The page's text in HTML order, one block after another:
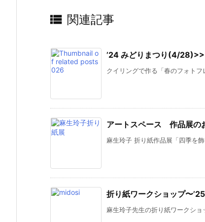
 関連記事
’24 みどりまつり(4/
クイリングで作る「春のフォト
アートスペース 作品展の
麻生玲子 折り紙作品展「四季を
折り紙ワークショップ〜
麻生玲子先生の折り紙ワークシ